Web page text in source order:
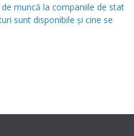
muncă la companiile de stat
sunt disponibile și cine se